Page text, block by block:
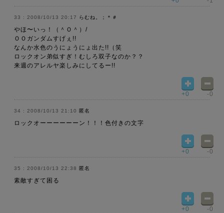
2008/10/13 20:17 らむね。；＊＃
やほ〜いっ！（＾Ｏ＾）/
ＯＯガンダムすげぇ!!
なんか水色のうにょうにょ出た!!（笑
ロックオン弟似すぎ！むしろ双子なのか？？
来週のアレルヤ楽しみにしてるー!!
+0 -0
2008/10/13 21:10 匿名
ロックオーーーーーーン！！！色付きの文字
+0 -0
2008/10/13 22:38 匿名
素敵すぎて困る
+0 -0